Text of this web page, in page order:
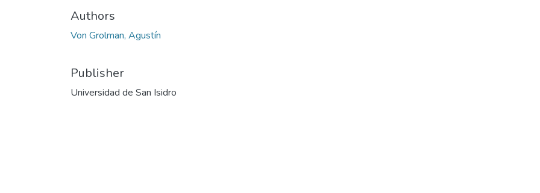
Authors
Von Grolman, Agustín
Publisher
Universidad de San Isidro